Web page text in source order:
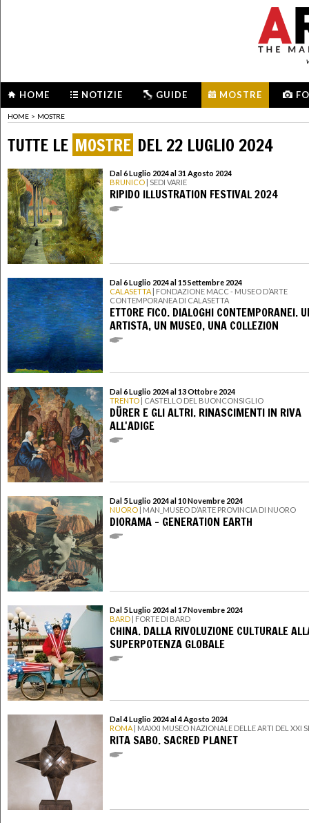
HOME NOTIZIE GUIDE MOSTRE
HOME > MOSTRE
TUTTE LE MOSTRE DEL 22 LUGLIO 2024
Dal 6 Luglio 2024 al 31 Agosto 2024
BRUNICO | SEDI VARIE
RIPIDO ILLUSTRATION FESTIVAL 2024
Dal 6 Luglio 2024 al 15 Settembre 2024
CALASETTA | FONDAZIONE MACC - MUSEO D’ARTE
CONTEMPORANEA DI CALASETTA
ETTORE FICO. DIALOGHI CONTEMPORANEI.
ARTISTA, UN MUSEO, UNA COLLEZION
Dal 6 Luglio 2024 al 13 Ottobre 2024
TRENTO | CASTELLO DEL BUONCONSIGLIO
DÜRER E GLI ALTRI. RINASCIMENTI IN RIVA
ALL'ADIGE
Dal 5 Luglio 2024 al 10 Novembre 2024
NUORO | MAN_MUSEO D’ARTE PROVINCIA DI NUORO
DIORAMA – GENERATION EARTH
Dal 5 Luglio 2024 al 17 Novembre 2024
BARD | FORTE DI BARD
CHINA. DALLA RIVOLUZIONE CULTURALE
SUPERPOTENZA GLOBALE
Dal 4 Luglio 2024 al 4 Agosto 2024
ROMA | MAXXI MUSEO NAZIONALE DELLE ARTI DEL XXI
RITA SABO. SACRED PLANET